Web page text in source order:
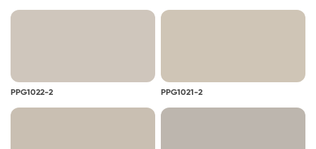
PPG1022-2 PPG1021-2